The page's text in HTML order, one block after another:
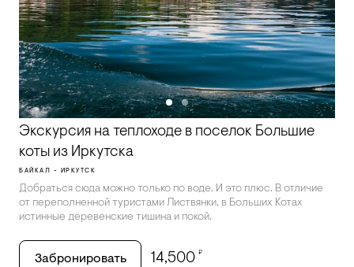
Экскурсия на теплоходе в поселок Большие
коты из Иркутска
БАЙКАЛ - ИРКУТСК
Добраться сюда можно только по воде. И это плюс. В отличие
от переполненной туристами Листвянки, в Больших Котах
истинные деревенские тишина и покой.
Забронировать 14,500 ₽